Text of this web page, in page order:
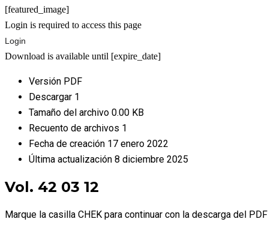
[featured_image]
Login is required to access this page
Login
Download is available until [expire_date]
Versión PDF
Descargar 1
Tamaño del archivo 0.00 KB
Recuento de archivos 1
Fecha de creación 17 enero 2022
Última actualización 8 diciembre 2025
Vol. 42 03 12
Marque la casilla CHEK para continuar con la descarga del PDF